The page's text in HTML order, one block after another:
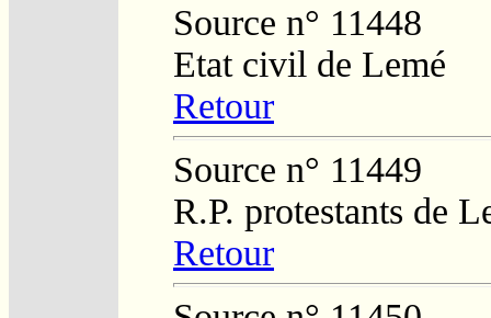
Source n° 11448
Etat civil de Lemé
Retour
Source n° 11449
R.P. protestants de
Retour